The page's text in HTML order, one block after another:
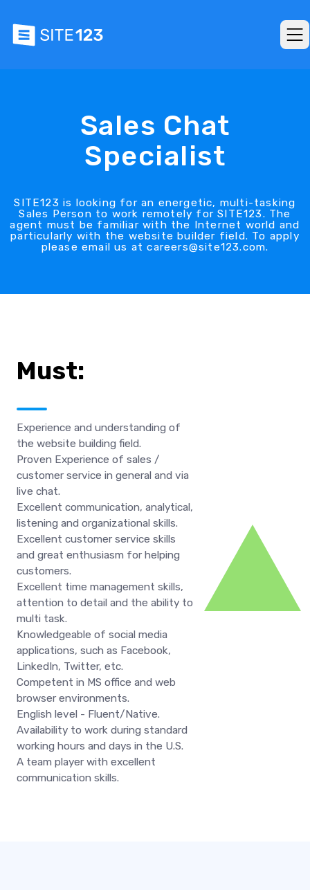
Sales Chat
Specialist
SITE123 is looking for an energetic, multi-tasking
Sales Person to work remotely for SITE123. The
agent must be familiar with the Internet world and
particularly with the website builder field. To apply
please email us at careers@site123.com.
Must:
Experience and understanding of
the website building field.
Proven Experience of sales /
customer service in general and via
live chat.
Excellent communication, analytical,
listening and organizational skills.
Excellent customer service skills
and great enthusiasm for helping
customers.
Excellent time management skills,
attention to detail and the ability to
multi task.
Knowledgeable of social media
applications, such as Facebook,
LinkedIn, Twitter, etc.
Competent in MS office and web
browser environments.
English level - Fluent/Native.
Availability to work during standard
working hours and days in the U.S.
A team player with excellent
communication skills.